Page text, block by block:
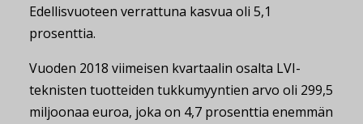
Edellisvuoteen verrattuna kasvua oli 5,1
prosenttia.
Vuoden 2018 viimeisen kvartaalin osalta LVI-
teknisten tuotteiden tukkumyyntien arvo oli 299,5
miljoonaa euroa, joka on 4,7 prosenttia enemmän